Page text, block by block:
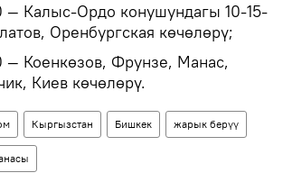
— Калыс-Ордо конушундагы 10-15-
Оренбургская көчөлөрү;
— Коенкөзов, Фрунзе, Манас,
Киев көчөлөрү.
Кыргызстан Бишкек жарык берүү